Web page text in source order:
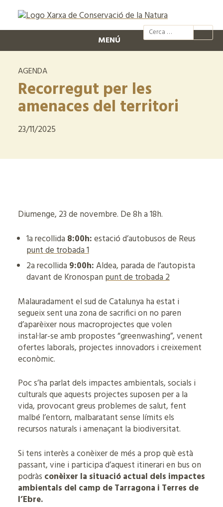
@xcn.cat
MENÚ
AGENDA
Recorregut per les
amenaces del territori
23/11/2025
Diumenge, 23 de novembre. De 8h a 18h.
1a recollida 8:00h:estació d’autobusos de Reus
punt de trobada 1
2a recollida 9:00h:Aldea, parada de l’autopista
davant de Kronospan punt de trobada 2
Malauradament el sud de Catalunya ha estat i
segueix sent una zona de sacrifici on no paren
d’aparèixer nous macroprojectes que volen
instal·lar-se amb propostes “greenwashing”, venent
ofertes laborals, projectes innovadors i creixement
econòmic.
Poc s’ha parlat dels impactes ambientals, socials i
culturals que aquests projectes suposen per a la
vida, provocant greus problemes de salut, fent
malbé l’entorn, malbaratant sense límits els
recursos naturals i amenaçant la biodiversitat.
Si tens interès a conèixer de més a prop què està
passant, vine i participa d’aquest itinerari en bus on
podràs conèixer la situació actual dels impactes
ambientals del camp de Tarragona i Terres de
l’Ebre.